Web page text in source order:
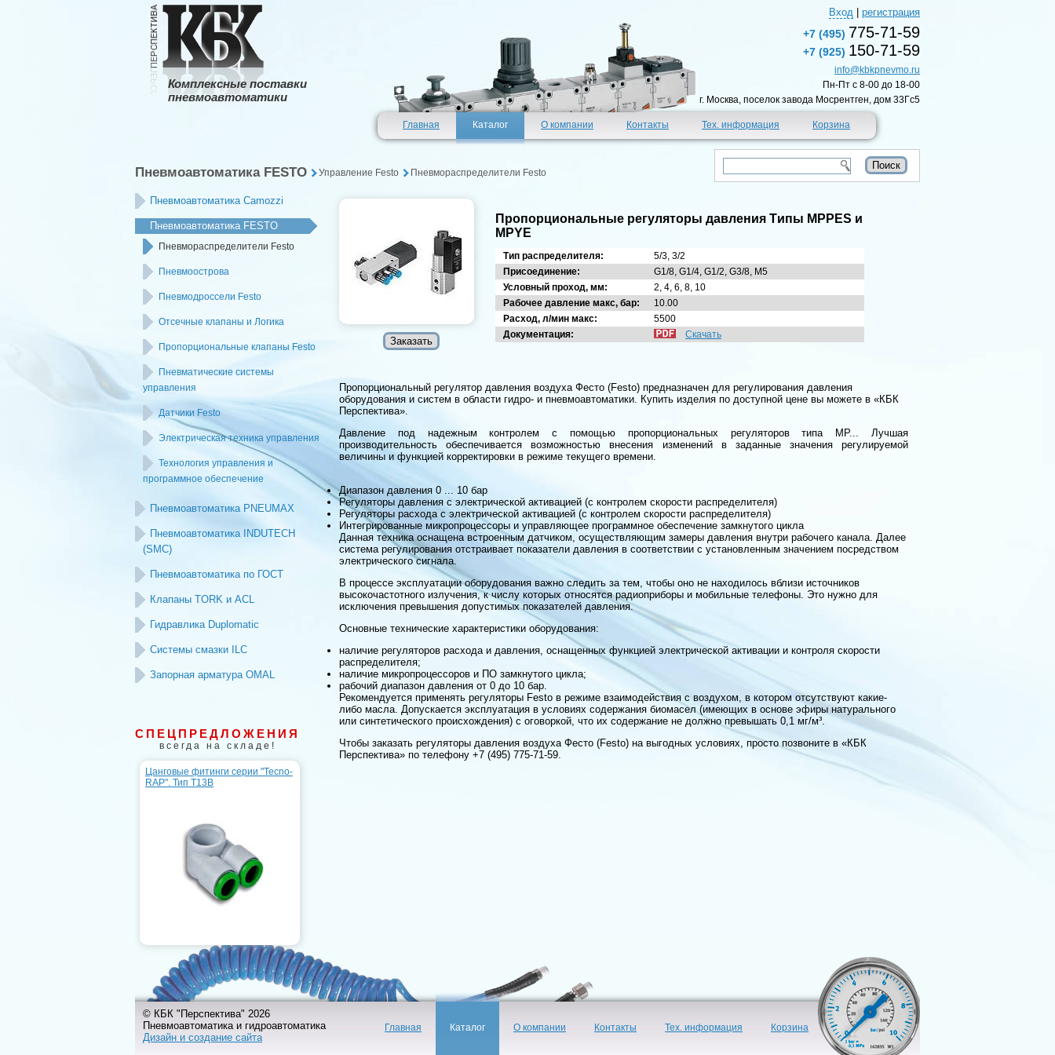
Комплексные поставки
пневмоавтоматики
Вход регистрация
+7 (495) 775-71-59
+7 (925) 150-71-59
info@kbkpnevmo.ru
Пн-Пт c 8-00 до 18-00
г. Москва, поселок завода Мосрентген, дом 33Гс5
Главная Каталог О компании Контакты Тех. информация Корзина
Пневмоавтоматика FESTO Управление Festo Пневмораспределители Festo
Пневмоавтоматика Camozzi
Пневмоавтоматика FESTO
Пневмораспределители Festo
Пневмоострова
Пневмодроссели Festo
Отсечные клапаны и Логика
Пропорциональные клапаны Festo
Пневматические системы
управления
Датчики Festo
Электрическая техника управления
Технология управления и
программное обеспечение
Пневмоавтоматика PNEUMAX
Пневмоавтоматика INDUTECH
(SMC)
Пневмоавтоматика по ГОСТ
Клапаны TORK и ACL
Гидравлика Duplomatic
Системы смазки ILC
Запорная арматура OMAL
СПЕЦПРЕДЛОЖЕНИЯ
всегда на складе!
Цанговые фитинги серии "Tecno-
RAP". Тип T13B
Пропорциональные регуляторы давления Tипы MPPES и
MPYE
Тип распределителя:
5/3, 3/2
Присоединение:
G1/8, G1/4, G1/2, G3/8, M5
Условный проход, мм:
2, 4, 6, 8, 10
Рабочее давление макс, бар:
10.00
Расход, л/мин макс:
5500
Документация:
Скачать
Пропорциональный регулятор давления воздуха Фесто (Festo) предназначен для регулирования давления
оборудования и систем в области гидро- и пневмоавтоматики. Купить изделия по доступной цене вы можете в «КБК
Перспектива».
Давление под надежным контролем с помощью пропорциональных регуляторов типа MP... Лучшая
производительность обеспечивается возможностью внесения изменений в заданные значения регулируемой
величины и функцией корректировки в режиме текущего времени.
Диапазон давления 0 ... 10 бар
Регуляторы давления с электрической активацией (с контролем скорости распределителя)
Регуляторы расхода с электрической активацией (с контролем скорости распределителя)
Интегрированные микропроцессоры и управляющее программное обеспечение замкнутого цикла
Данная техника оснащена встроенным датчиком, осуществляющим замеры давления внутри рабочего канала. Далее
система регулирования отстраивает показатели давления в соответствии с установленным значением посредством
электрического сигнала.
В процессе эксплуатации оборудования важно следить за тем, чтобы оно не находилось вблизи источников
высокочастотного излучения, к числу которых относятся радиоприборы и мобильные телефоны. Это нужно для
исключения превышения допустимых показателей давления.
Основные технические характеристики оборудования:
наличие регуляторов расхода и давления, оснащенных функцией электрической активации и контроля скорости
распределителя;
наличие микропроцессоров и ПО замкнутого цикла;
рабочий диапазон давления от 0 до 10 бар.
Рекомендуется применять регуляторы Festo в режиме взаимодействия с воздухом, в котором отсутствуют какие-
либо масла. Допускается эксплуатация в условиях содержания биомасел (имеющих в основе эфиры натурального
или синтетического происхождения) с оговоркой, что их содержание не должно превышать 0,1 мг/м³.
Чтобы заказать регуляторы давления воздуха Фесто (Festo) на выгодных условиях, просто позвоните в «КБК
Перспектива» по телефону +7 (495) 775-71-59.
© КБК "Перспектива" 2026
Пневмоавтоматика и гидроавтоматика
Дизайн и создание сайта
Главная Каталог О компании Контакты Тех. информация Корзина